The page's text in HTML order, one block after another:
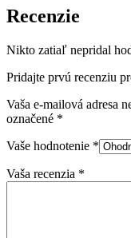
Recenzie
Nikto zatiaľ nepridal
Pridajte prvú recenziu
Vaša e-mailová adresa
označené *
Vaše hodnotenie *
Vaša recenzia *